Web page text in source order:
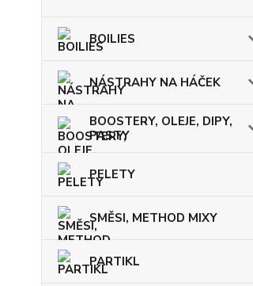
BOILIES
NÁSTRAHY NA HÁČEK
BOOSTERY, OLEJE, DIPY,
PASTY
PELETY
SMĚSI, METHOD MIXY
PARTIKL